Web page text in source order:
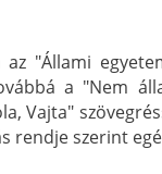
"Állami
a "Nem
Vajta"
rendje szerint